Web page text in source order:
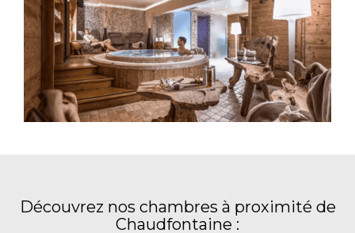
Découvrez nos chambres à proximité de
Chaudfontaine :